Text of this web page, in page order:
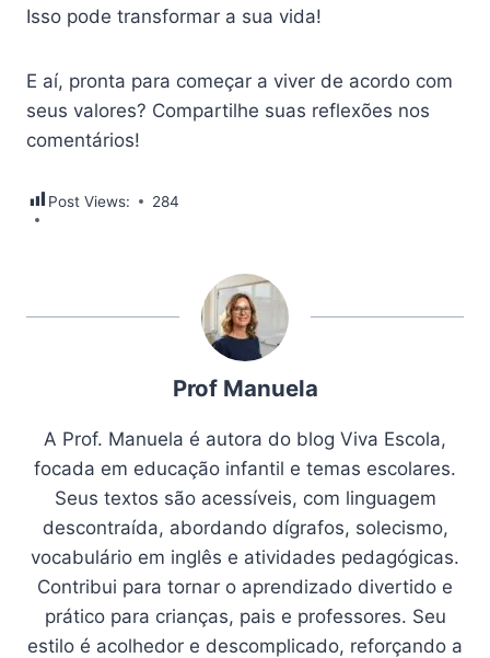
Isso pode transformar a sua vida!
E aí, pronta para começar a viver de acordo com
seus valores? Compartilhe suas reflexões nos
comentários!
Post Views: 284
Prof Manuela
A Prof. Manuela é autora do blog Viva Escola,
focada em educação infantil e temas escolares.
Seus textos são acessíveis, com linguagem
descontraída, abordando dígrafos, solecismo,
vocabulário em inglês e atividades pedagógicas.
Contribui para tornar o aprendizado divertido e
prático para crianças, pais e professores. Seu
estilo é acolhedor e descomplicado, reforçando a